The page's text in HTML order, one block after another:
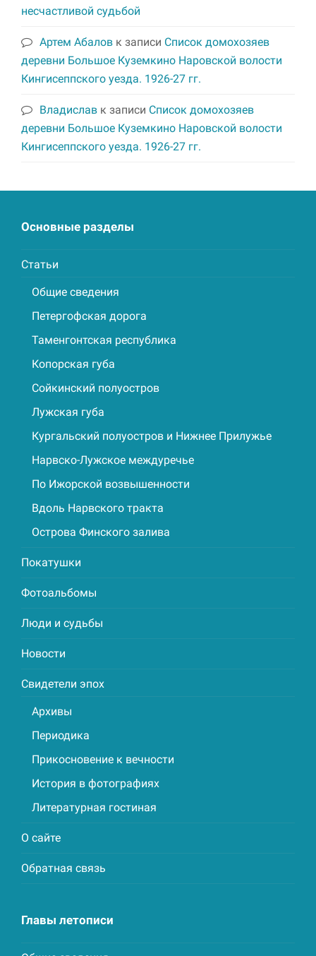
несчастливой судьбой
Артем Абалов к записи Список домохозяев
деревни Большое Куземкино Наровской волости
Кингисеппского уезда. 1926-27 гг.
Владислав к записи Список домохозяев
деревни Большое Куземкино Наровской волости
Кингисеппского уезда. 1926-27 гг.
Основные разделы
Статьи
Общие сведения
Петергофская дорога
Таменгонтская республика
Копорская губа
Сойкинский полуостров
Лужская губа
Кургальский полуостров и Нижнее Прилужье
Нарвско-Лужское междуречье
По Ижорской возвышенности
Вдоль Нарвского тракта
Острова Финского залива
Покатушки
Фотоальбомы
Люди и судьбы
Новости
Свидетели эпох
Архивы
Периодика
Прикосновение к вечности
История в фотографиях
Литературная гостиная
О сайте
Обратная связь
Главы летописи